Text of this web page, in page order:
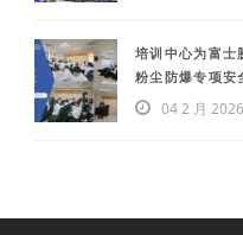
培训中心为富士
粉尘防爆专项安
04 2 月 2026